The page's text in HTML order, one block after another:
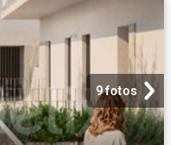
9 fotos